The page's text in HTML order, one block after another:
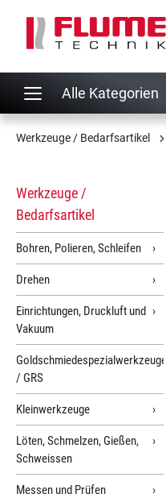
Zur Hauptnavigation
Alle Kategorien
Werkzeuge / Bedarfsartikel
Werkzeuge /
Bedarfsartikel
Bohren, Polieren, Schleifen
Drehen
Einrichtungen, Druckluft und
Vakuum
Goldschmiedespezialwerkzeuge
/ GRS
Kleinwerkzeuge
Löten, Schmelzen, Gießen,
Schweissen
Messen und Prüfen